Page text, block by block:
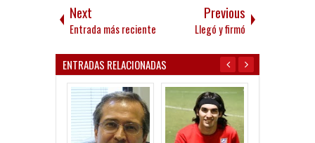
Next
Entrada más reciente
Previous
Llegó y firmó
ENTRADAS RELACIONADAS